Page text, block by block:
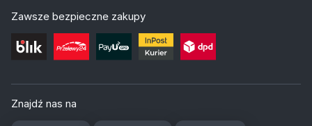
Zawsze bezpieczne zakupy
Znajdź nas na